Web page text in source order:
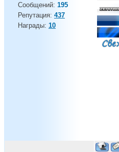
Сообщений: 195
Репутация: 437
Награды: 10